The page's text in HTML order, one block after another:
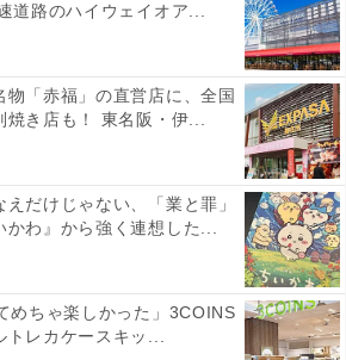
道路のハイウェイオア...
物「赤福」の直営店に、全国
焼き店も！ 東名阪・伊...
だけじゃない、「業と罪」
かわ』から強く連想した...
めちゃ楽しかった」3COINS
トレカケースキッ...